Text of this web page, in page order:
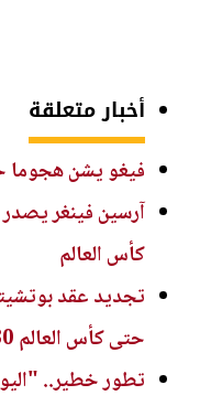
أخبار متعلقة
فيغو يشن هجوما
آرسين فينغر
كأس العالم
تجديد عقد
حتى كأس العالم 2030
تطور خطير..